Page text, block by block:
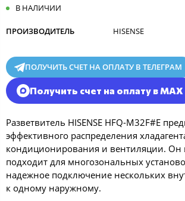
В НАЛИЧИИ
ПРОИЗВОДИТЕЛЬ HISENSE
ПОЛУЧИТЬ СЧЕТ НА ОПЛАТУ В ТЕЛЕГРАМ
Получить счет на оплату в MAX
Разветвитель HISENSE HFQ-M32F#E
эффективного распределения
кондиционирования и вентиляции. Он
подходит для многозональных
надежное подключение нескольких
к одному наружному.